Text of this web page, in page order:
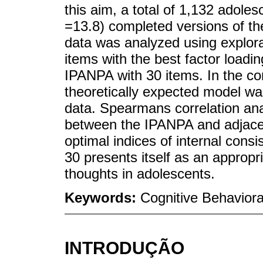
this aim, a total of 1,132
=13.8) completed versions of
data was analyzed using
items with the best factor
IPANPA with 30 items. In the
theoretically expected model
data. Spearmans correlation
between the IPANPA and
optimal indices of internal
30 presents itself as an
thoughts in adolescents.
Keywords: Cognitive
INTRODUÇÃO